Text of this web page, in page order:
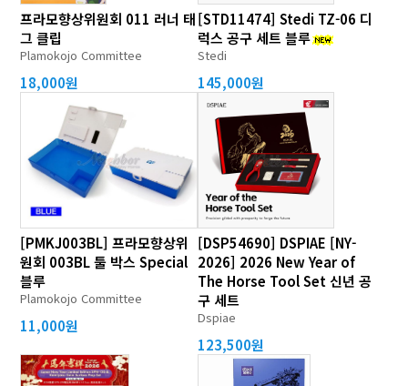
프라모향상위원회 011 러너 태
그 클립
Plamokojo Committee
18,000원
[STD11474] Stedi TZ-06 디
럭스 공구 세트 블루
Stedi
145,000원
[PMKJ003BL] 프라모향상위
원회 003BL 툴 박스 Special
블루
Plamokojo Committee
11,000원
[DSP54690] DSPIAE [NY-
2026] 2026 New Year of
The Horse Tool Set 신년 공
구 세트
Dspiae
123,500원